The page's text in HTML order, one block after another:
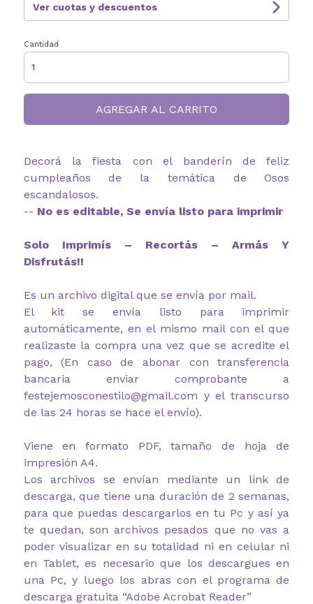
Ver cuotas y descuentos
Cantidad
AGREGAR AL CARRITO
Decorá la fiesta con el banderín de feliz
cumpleaños de la temática de Osos
escandalosos.
-- No es editable, Se envía listo para imprimir
Solo Imprimís – Recortás – Armás Y
Disfrutás!!
Es un archivo digital que se envía por mail.
El kit se envía listo para imprimir
automáticamente, en el mismo mail con el que
realizaste la compra una vez que se acredite el
pago, (En caso de abonar con transferencia
bancaria enviar comprobante a
festejemosconestilo@gmail.com y el transcurso
de las 24 horas se hace el envío).
Viene en formato PDF, tamaño de hoja de
impresión A4.
Los archivos se envían mediante un link de
descarga, que tiene una duración de 2 semanas,
para que puedas descargarlos en tu Pc y así ya
te quedan, son archivos pesados que no vas a
poder visualizar en su totalidad ni en celular ni
en Tablet, es necesario que los descargues en
una Pc, y luego los abras con el programa de
descarga gratuita “Adobe Acrobat Reader”